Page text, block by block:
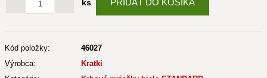
ks PRIDAŤ DO KOŠÍKA
Kód položky:
46027
Výrobca:
Kratki